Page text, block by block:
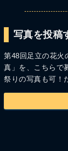
写真を投稿
第48回足立の花火
真」を、こちらで
祭りの写真も可！